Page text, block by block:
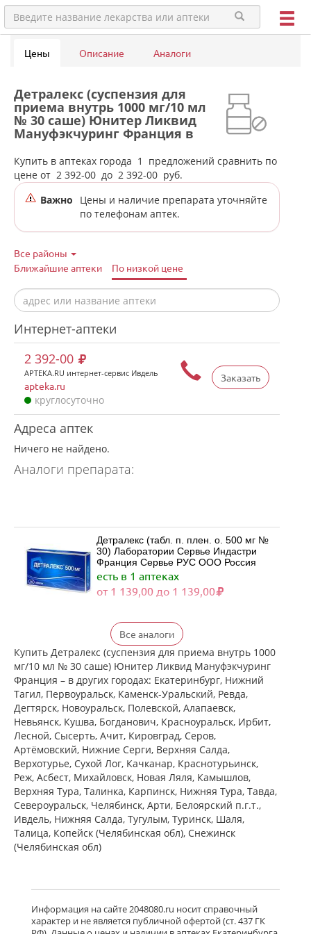
Цены Описание Аналоги
Детралекс (суспензия для
приема внутрь 1000 мг/10 мл
№ 30 саше) Юнитер Ликвид
Мануфэкчуринг Франция в
аптеках города Ивделя
Купить в аптеках города 1
предложений сравнить по
цене от 2 392-00 до 2 392-00 руб.
Важно
Цены и наличие препарата уточняйте
по телефонам аптек.
Все районы
Ближайшие аптеки
По низкой цене
Интернет-аптеки
Заказать
2 392-00
APTEKA.RU интернет-сервис Ивдель
apteka.ru
круглосуточно
Адреса аптек
Ничего не найдено.
Аналоги препарата:
Детралекс (табл. п. плен. о. 500 мг №
30) Лаборатории Сервье Индастри
Франция Сервье РУС ООО Россия
есть в 1 аптеках
от 1 139,00 до 1 139,00
Детралекс (табл. п. плен. о. 500 мг №
60) Лаборатории Сервье Индастри
Франция Сервье РУС ООО Россия
есть в 1 аптеках
от 2 164,00 до 2 164,00
Венарус (табл. п. плен. о. 50 мг+450
мг № 30) Алиум АО (Московская
обл,.рп. Оболенск) Россия
есть в 1 аптеках
от 1 183,00 до 1 183,00
Венарус (табл. п. плен. о. 50 мг+450
мг № 60) Алиум АО (Московская
обл,.рп. Оболенск) Россия
есть в 1 аптеках
от 2 079,00 до 2 079,00
Детралекс (табл. п. плен. о. 1000 мг
№ 60) Лаборатории Сервье
Индастри Франция Сервье РУС ООО
Россия
Все аналоги
Купить Детралекс (суспензия для приема внутрь 1000
мг/10 мл № 30 саше) Юнитер Ликвид Мануфэкчуринг
Франция – в других городах: Екатеринбург, Нижний
Тагил, Первоуральск, Каменск-Уральский, Ревда,
Дегтярск, Новоуральск, Полевской, Алапаевск,
Невьянск, Кушва, Богданович, Красноуральск, Ирбит,
Лесной, Сысерть, Ачит, Кировград, Серов,
Артёмовский, Нижние Cерги, Верхняя Салда,
Верхотурье, Сухой Лог, Качканар, Краснотурьинск,
Реж, Асбест, Михайловск, Новая Ляля, Камышлов,
Верхняя Тура, Талинка, Карпинск, Нижняя Тура, Тавда,
Североуральск, Челябинск, Арти, Белоярский п.г.т.,
Ивдель, Нижняя Салда, Тугулым, Туринск, Шаля,
Талица, Копейск (Челябинская обл), Снежинск
(Челябинская обл)
Информация на сайте 2048080.ru носит справочный
характер и не является публичной офертой (ст. 437 ГК